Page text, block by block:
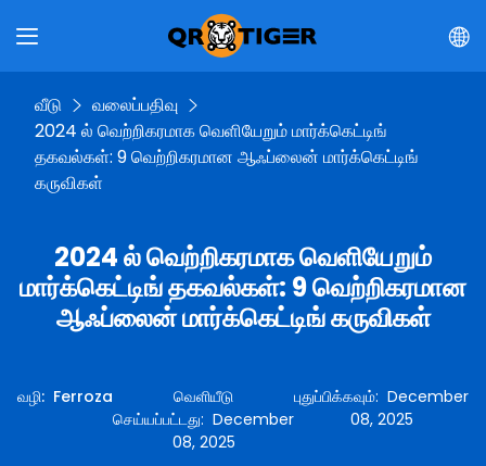
வீடு
வலைப்பதிவு
2024 ல் வெற்றிகரமாக வெளியேறும் மார்க்கெட்டிங்
தகவல்கள்: 9 வெற்றிகரமான ஆஃப்லைன் மார்க்கெட்டிங்
கருவிகள்
2024 ல் வெற்றிகரமாக வெளியேறும்
மார்க்கெட்டிங் தகவல்கள்: 9 வெற்றிகரமான
ஆஃப்லைன் மார்க்கெட்டிங் கருவிகள்
வழி: Ferroza
வெளியீடு
செய்யப்பட்டது: December
08, 2025
புதுப்பிக்கவும்: December
08, 2025